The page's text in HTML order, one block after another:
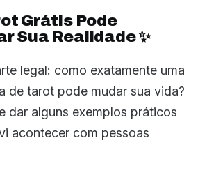
Grátis Pode
Sua Realidade ✨
legal: como exatamente uma
de tarot pode mudar sua vida?
dar alguns exemplos práticos
acontecer com pessoas